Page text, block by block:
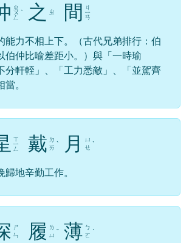
ㄓ
ㄨ
ㄥ
ˋ 之 ㄓ 間 ㄐ
ㄧ
ㄢ
能力不相上下。（古代兄弟排行：伯
伯仲比喻差距小。）與「一時瑜
分軒輊」、「工力悉敵」、「並駕齊
。
ㄒ
ㄧ
ㄥ 戴 ㄉ
ㄞ ˋ 月
ㄩ
ㄝ ˋ
地辛勤工作。
ㄕ
ㄣ
履 ㄌ
ㄩ ˇ 薄 ㄅ
ㄛ ˊ